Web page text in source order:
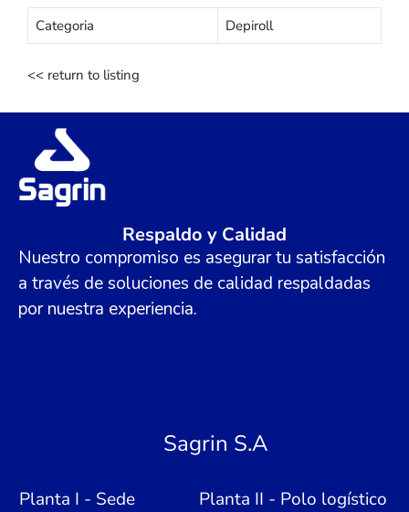
Categoria Depiroll
<< return to listing
Respaldo y Calidad
Nuestro compromiso es asegurar tu satisfacción
a través de soluciones de calidad respaldadas
por nuestra experiencia.
Sagrin S.A
Planta I - Sede
Planta II - Polo logístico